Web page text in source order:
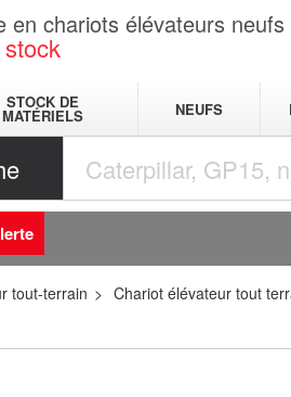
en chariots élévateurs
STOCK DE
MATÉRIELS NEUFS
tout-terrain Chariot élévateur tout